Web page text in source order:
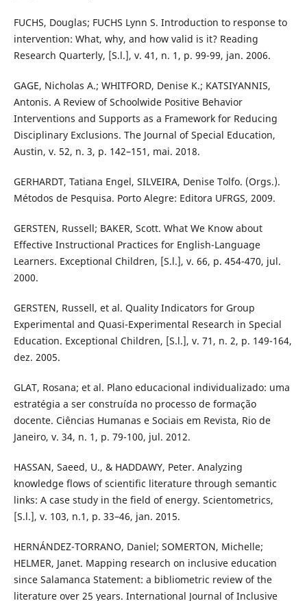
FUCHS, Douglas; FUCHS Lynn S. Introduction to response to
intervention: What, why, and how valid is it? Reading
Research Quarterly, [S.l.], v. 41, n. 1, p. 99-99, jan. 2006.
GAGE, Nicholas A.; WHITFORD, Denise K.; KATSIYANNIS,
Antonis. A Review of Schoolwide Positive Behavior
Interventions and Supports as a Framework for Reducing
Disciplinary Exclusions. The Journal of Special Education,
Austin, v. 52, n. 3, p. 142–151, mai. 2018.
GERHARDT, Tatiana Engel, SILVEIRA, Denise Tolfo. (Orgs.).
Métodos de Pesquisa. Porto Alegre: Editora UFRGS, 2009.
GERSTEN, Russell; BAKER, Scott. What We Know about
Effective Instructional Practices for English-Language
Learners. Exceptional Children, [S.l.], v. 66, p. 454-470, jul.
2000.
GERSTEN, Russell, et al. Quality Indicators for Group
Experimental and Quasi-Experimental Research in Special
Education. Exceptional Children, [S.l.], v. 71, n. 2, p. 149-164,
dez. 2005.
GLAT, Rosana; et al. Plano educacional individualizado: uma
estratégia a ser construída no processo de formação
docente. Ciências Humanas e Sociais em Revista, Rio de
Janeiro, v. 34, n. 1, p. 79-100, jul. 2012.
HASSAN, Saeed, U., & HADDAWY, Peter. Analyzing
knowledge flows of scientific literature through semantic
links: A case study in the field of energy. Scientometrics,
[S.l.], v. 103, n.1, p. 33–46, jan. 2015.
HERNÁNDEZ-TORRANO, Daniel; SOMERTON, Michelle;
HELMER, Janet. Mapping research on inclusive education
since Salamanca Statement: a bibliometric review of the
literature over 25 years. International Journal of Inclusive